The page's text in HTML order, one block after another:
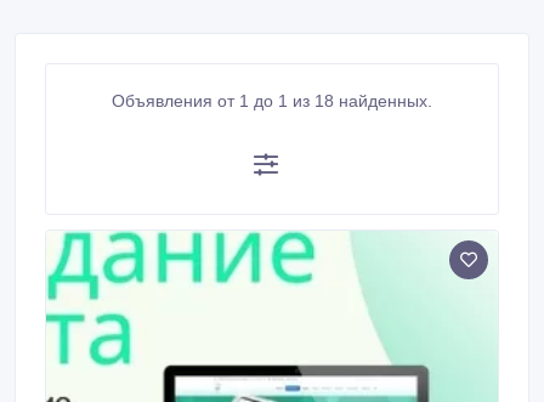
Объявления от 1 до 1 из 18 найденных.